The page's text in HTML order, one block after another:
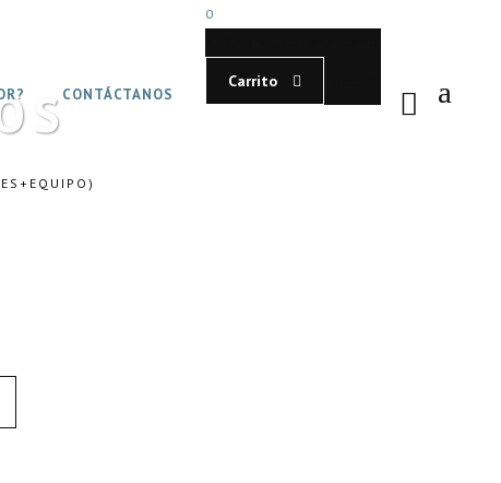
0
Carrito
CONTÁCTANOS